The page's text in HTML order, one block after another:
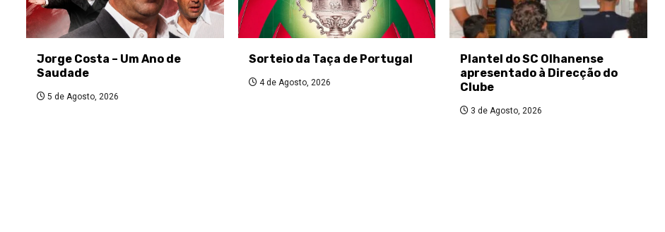
Jorge Costa – Um Ano de
Saudade
5 de Agosto, 2026
Sorteio da Taça de Portugal
4 de Agosto, 2026
Plantel do SC Olhanense
apresentado à Direcção do
Clube
3 de Agosto, 2026